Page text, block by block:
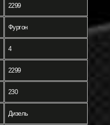
2299
Фургон
4
2299
230
Дизель